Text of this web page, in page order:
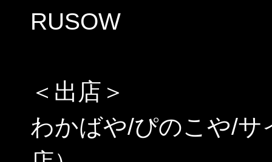
RUSOW
＜出店＞
わかばや/ぴのこや/サ